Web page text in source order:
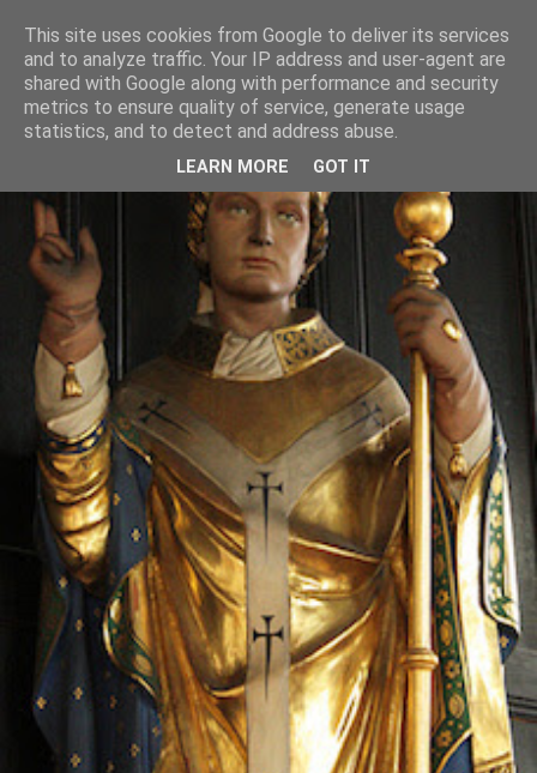
This site uses cookies from Google to deliver its services
and to analyze traffic. Your IP address and user-agent are
shared with Google along with performance and security
metrics to ensure quality of service, generate usage
statistics, and to detect and address abuse.
LEARN MORE GOT IT